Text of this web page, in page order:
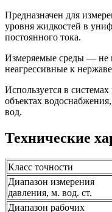
Предназначен для
уровня жидкостей в
постоянного тока.
Измеряемые среды — не
неагрессивные к
Используется в
объектах
вод.
Технические
Класс точности
Диапазон измерения
давления, м. вод. ст.
Диапазон рабочих